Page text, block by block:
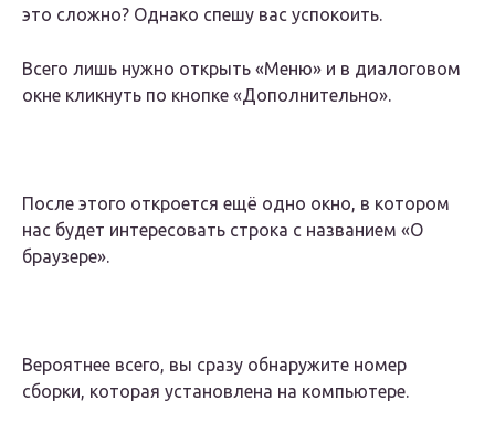
это сложно? Однако спешу вас успокоить.
Всего лишь нужно открыть «Меню» и в диалоговом
окне кликнуть по кнопке «Дополнительно».
После этого откроется ещё одно окно, в котором
нас будет интересовать строка с названием «О
браузере».
Вероятнее всего, вы сразу обнаружите номер
сборки, которая установлена на компьютере.